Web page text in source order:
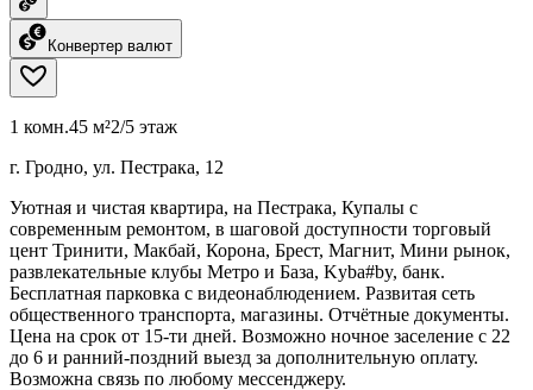
Конвертер валют
1 комн.45 м²2/5 этаж
г. Гродно, ул. Пестрака, 12
Уютная и чистая квартира, на Пестрака, Купалы с
современным ремонтом, в шаговой доступности торговый
цент Тринити, Макбай, Корона, Брест, Магнит, Мини рынок,
развлекательные клубы Метро и База, Kyba#by, банк.
Бесплатная парковка с видеонаблюдением. Развитая сеть
общественного транспорта, магазины. Отчётные документы.
Цена на срок от 15-ти дней. Возможно ночное заселение с 22
до 6 и ранний-поздний выезд за дополнительную оплату.
Возможна связь по любому мессенджеру.